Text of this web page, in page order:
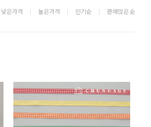
낮은가격 높은가격 인기순 판매많은 순